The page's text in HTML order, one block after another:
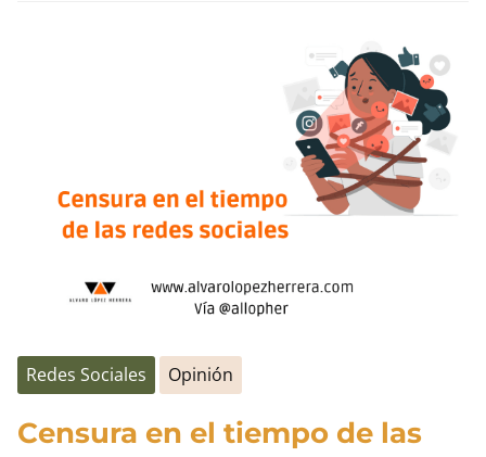
Redes Sociales Opinión
Censura en el tiempo de las